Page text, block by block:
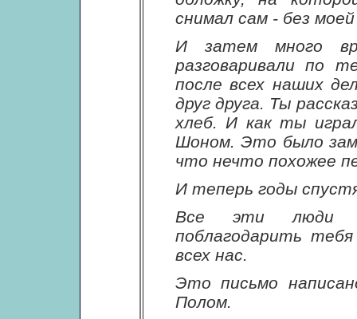
снимал сам - без
И затем много
разговаривали по
после всех наших
друг друга. Ты
хлеб. И как ты
Шоном. Это было
что нечто похожее
И теперь годы
Все эти люди
поблагодарить
всех нас.
Это письмо
Полом.